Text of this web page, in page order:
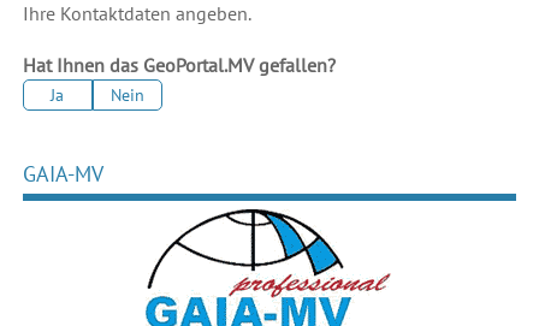
Ihre Kontaktdaten angeben.
Hat Ihnen das GeoPortal.MV gefallen?
Ja Nein
GAIA-MV